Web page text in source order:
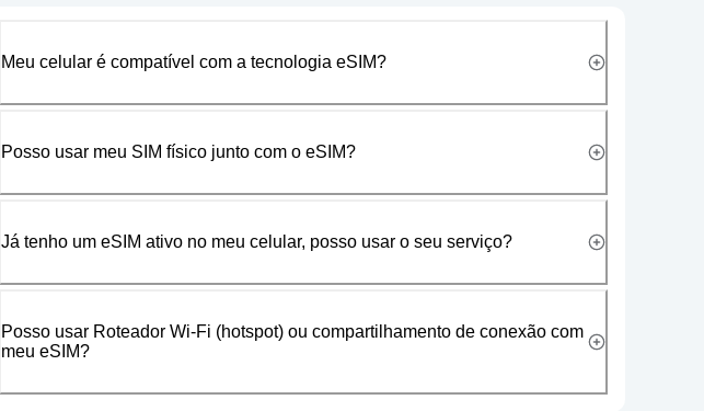
Meu celular é compatível com a tecnologia eSIM?
Posso usar meu SIM físico junto com o eSIM?
Já tenho um eSIM ativo no meu celular, posso usar o seu serviço?
Posso usar Roteador Wi-Fi (hotspot) ou compartilhamento de conexão com
meu eSIM?